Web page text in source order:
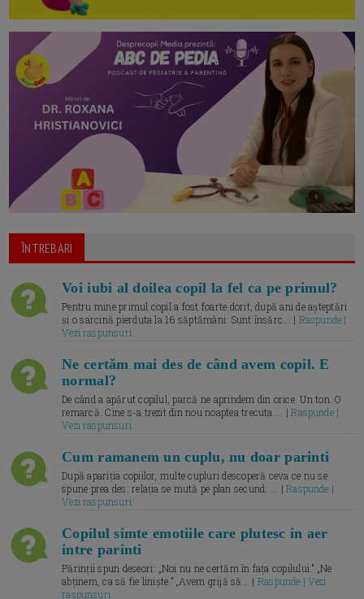
ÎNTREBARI
Voi iubi al doilea copil la fel ca pe primul?
Pentru mine primul copil a fost foarte dorit, după ani de așteptări
și o sarcină pierduta la 16 săptămâni. Sunt însărc... | Raspunde |
Vezi raspunsuri
Ne certăm mai des de când avem copil. E
normal?
De când a apărut copilul, parcă ne aprindem din orice. Un ton. O
remarcă. Cine s-a trezit din nou noaptea trecuta.... |Raspunde |
Vezi raspunsuri
Cum ramanem un cuplu, nu doar parinti
După apariția copiilor, multe cupluri descoperă ceva ce nu se
spune prea des: relația se mută pe plan secund. ... |Raspunde |
Vezi raspunsuri
Copilul simte emotiile care plutesc in aer
intre parinti
Părinții spun deseori: „Noi nu ne certăm în fața copilului.” „Ne
abținem, ca să fie liniște.” „Avem grijă să... | Raspunde | Vezi
raspunsuri